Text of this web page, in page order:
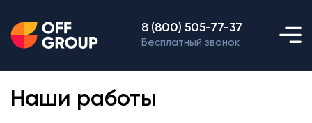
8 (800) 505-77-37
Бесплатный звонок
Наши работы